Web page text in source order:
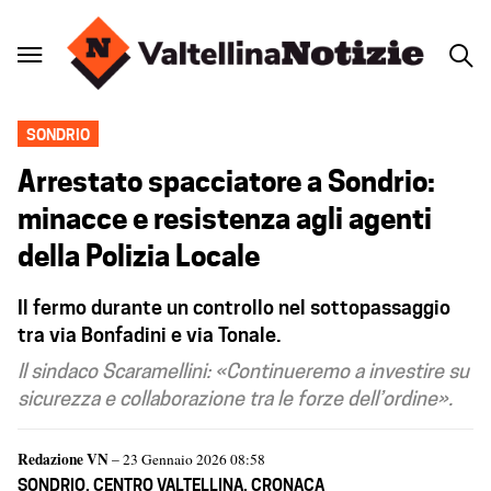
SONDRIO
Arrestato spacciatore a Sondrio:
minacce e resistenza agli agenti
della Polizia Locale
Il fermo durante un controllo nel sottopassaggio
tra via Bonfadini e via Tonale.
Il sindaco Scaramellini: «Continueremo a investire su
sicurezza e collaborazione tra le forze dell’ordine».
Redazione VN– 23 Gennaio 2026 08:58
SONDRIO, CENTRO VALTELLINA, CRONACA